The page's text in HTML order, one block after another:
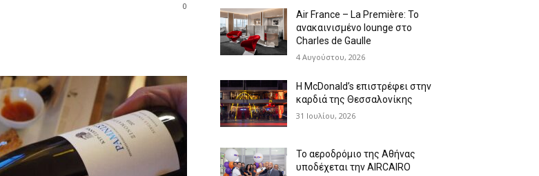
0
Air France – La Première: Το
ανακαινισμένο lounge στο
Charles de Gaulle
4 Αυγούστου, 2026
Η McDonald’s επιστρέφει στην
καρδιά της Θεσσαλονίκης
31 Ιουλίου, 2026
Το αεροδρόμιο της Αθήνας
υποδέχεται την AIRCAIRO